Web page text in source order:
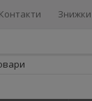
Контакти Знижки